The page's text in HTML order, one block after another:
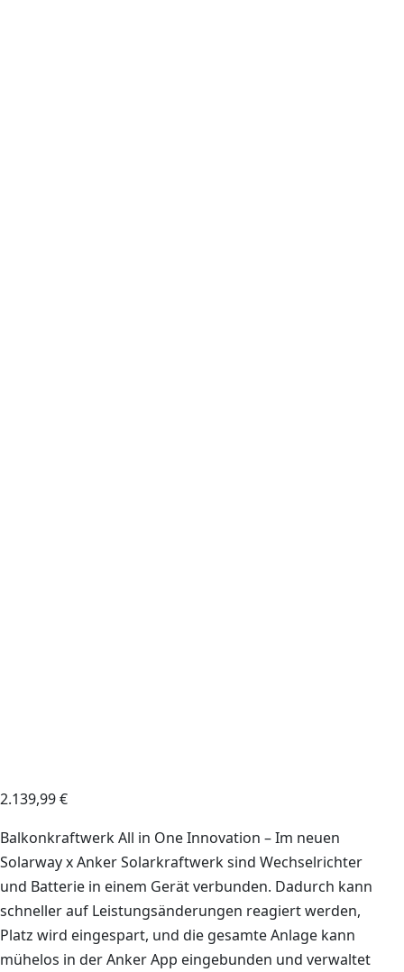
2.139,99€
Balkonkraftwerk All in One Innovation – Im neuen
Solarway x Anker Solarkraftwerk sind Wechselrichter
und Batterie in einem Gerät verbunden. Dadurch kann
schneller auf Leistungsänderungen reagiert werden,
Platz wird eingespart, und die gesamte Anlage kann
mühelos in der Anker App eingebunden und verwaltet